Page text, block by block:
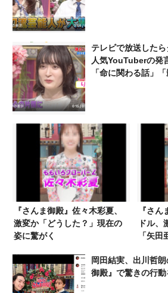
テレビで放送した
人気YouTuberの発
「命に関わる話」
『さんま御殿』佐々木彩夏、
激変か「どうした？」現在の
姿に驚がく
『さ
ドル、
「矢
岡田結実、出川哲
御殿』で驚きの行